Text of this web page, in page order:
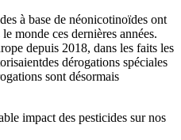
à base de néonicotinoïdes ont
monde ces dernières années.
depuis 2018, dans les faits les
dérogations spéciales
sont désormais
impact des pesticides sur nos